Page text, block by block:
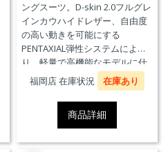
ングスーツ。D-skin 2.0フルグレ
インカウハイドレザー、自由度
の高い動きを可能にする
PENTAXIAL弾性システムによ
り、軽量で高機能なモデルに仕
上がっています。また、エアバ
ッグ本体が最大3回の起爆まで繰
り返し利用可能なTriple-
Activation D-air®Racing エアバ
ッグを搭載しています。※別途
ジェネレーター(ガス発生器本体)
福岡店 在庫状況 在庫あり
商品詳細